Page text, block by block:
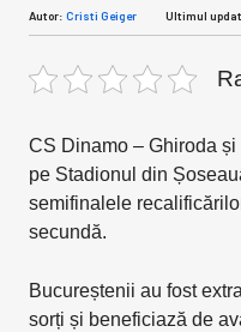
Autor: Cristi Geiger Ultimul
CS Dinamo – Ghiroda
pe Stadionul din
semifinalele
secundă.
Bucureștenii au fost
sorți și beneficiază de